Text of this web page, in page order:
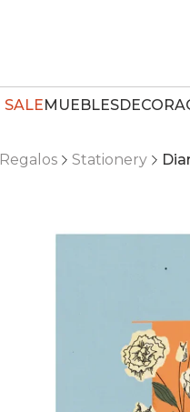
SALEMUEBLES
Regalos Stationery